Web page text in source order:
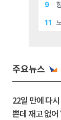
주요뉴스
22일 만에 다
쁜데 재고 없어